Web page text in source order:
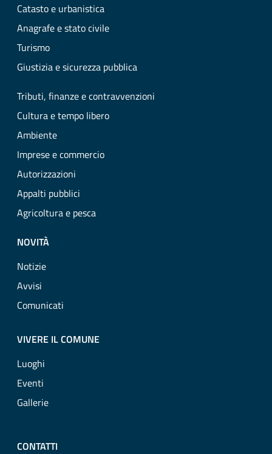
Catasto e urbanistica
Anagrafe e stato civile
Turismo
Giustizia e sicurezza pubblica
Tributi, finanze e contravvenzioni
Cultura e tempo libero
Ambiente
Imprese e commercio
Autorizzazioni
Appalti pubblici
Agricoltura e pesca
NOVITÀ
Notizie
Avvisi
Comunicati
VIVERE IL COMUNE
Luoghi
Eventi
Gallerie
CONTATTI